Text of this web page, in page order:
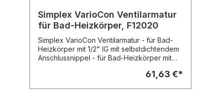
Simplex VarioCon Ventilarmatur
für Bad-Heizkörper, F12020
Simplex VarioCon Ventilarmatur - für Bad-
Heizkörper mit 1/2" IG mit selbstdichtendem
Anschlussnippel - für Bad-Heizkörper mit
- die optimale Lösung für die Anbindung von
61,63 €*